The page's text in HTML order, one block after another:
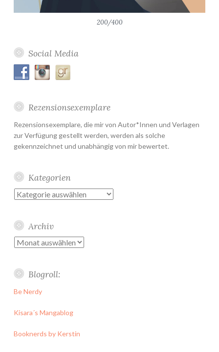
200/400
Social Media
Rezensionsexemplare
Rezensionsexemplare, die mir von Autor*Innen und Verlagen
zur Verfügung gestellt werden, werden als solche
gekennzeichnet und unabhängig von mir bewertet.
Kategorien
Kategorien
Archiv
Archiv
Blogroll:
Be Nerdy
Kisara´s Mangablog
Booknerds by Kerstin